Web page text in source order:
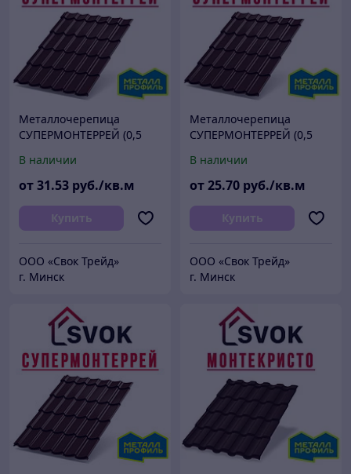
Металлочерепица
СУПЕРМОНТЕРРЕЙ (0,5
В наличии
от31.53 руб./кв.м
Купить
ООО «Свок Трейд»
г. Минск
Металлочерепица
СУПЕРМОНТЕРРЕЙ (0,5
В наличии
от25.70 руб./кв.м
Купить
ООО «Свок Трейд»
г. Минск